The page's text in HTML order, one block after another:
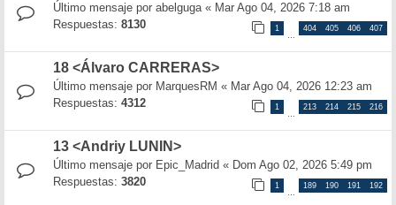
Último mensaje por abelguga« Mar Ago 04, 2026 7:18 am
Respuestas: 8130 1
…
404 405 406 407
18 <Álvaro CARRERAS>
Último mensaje por MarquesRM « Mar Ago 04, 2026 12:23 am
Respuestas: 4312 1
…
213 214 215 216
13 <Andriy LUNIN>
Último mensaje por Epic_Madrid « Dom Ago 02, 2026 5:49 pm
Respuestas: 3820 1
…
189 190 191 192